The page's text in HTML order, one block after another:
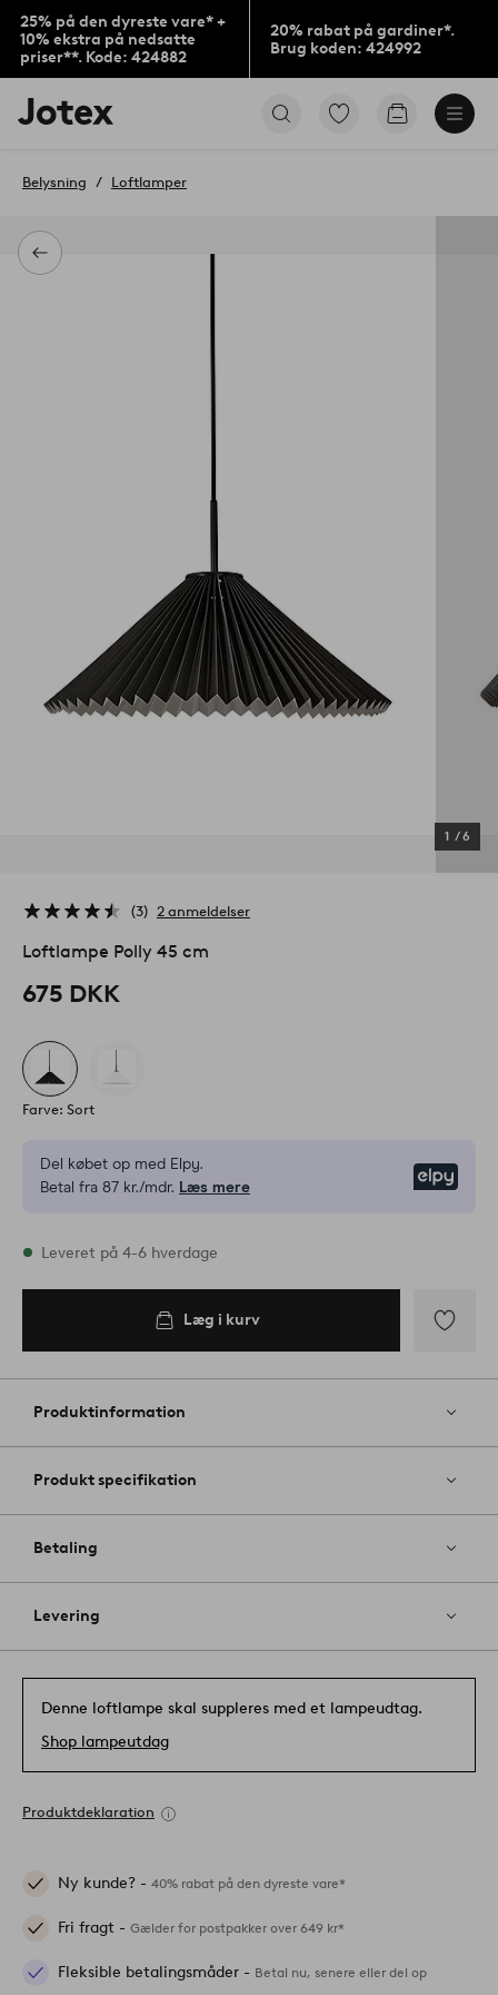
25% på den dyreste vare* +
10% ekstra på nedsatte
priser**. Kode: 424882
20% rabat på gardiner*.
Brug koden: 424992
Jotex
logo
til
Gå
Gå
Tilbage
Belysning Loftlamper
1 /6
3 2 anmeldelser
Loftlampe Polly 45 cm
675 DKK
Farve: Sort
Del købet op med Elpy.
Betal fra 87 kr./mdr. Læs mere
På lager
Leveret på 4-6 hverdage
Læg i kurv
til
Produktinformation
Produkt specifikation
Betaling
Levering
Denne loftlampe skal suppleres med et lampeudtag.
Shop lampeutdag
Produktdeklaration
Ny kunde? - 40% rabat på den dyreste vare*
Fri fragt - Gælder for postpakker over 649 kr*
Fleksible betalingsmåder - Betal nu, senere eller del op